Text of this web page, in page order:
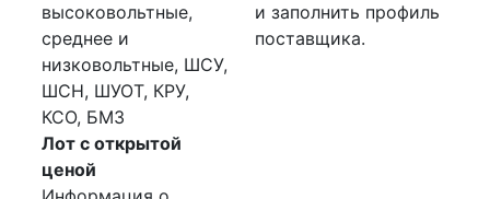
высоковольтные,
среднее и
низковольтные, ШСУ,
ШСН, ШУОТ, КРУ,
КСО, БМЗ
Лот с открытой
ценой
и заполнить профиль
поставщика.